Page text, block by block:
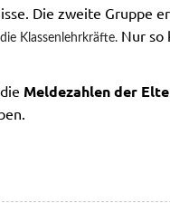
Die zweite Gruppe
Klassenlehrkräfte. Nur so
Meldezahlen der